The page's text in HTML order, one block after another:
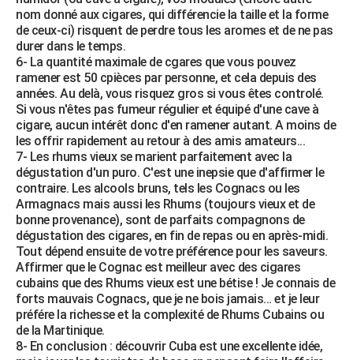
nom donné aux cigares, qui différencie la taille et la forme
de ceux-ci) risquent de perdre tous les aromes et de ne pas
durer dans le temps.
6- La quantité maximale de cgares que vous pouvez
ramener est 50 cpièces par personne, et cela depuis des
années. Au delà, vous risquez gros si vous êtes controlé.
Si vous n'êtes pas fumeur régulier et équipé d'une cave à
cigare, aucun intérêt donc d'en ramener autant. A moins de
les offrir rapidement au retour à des amis amateurs...
7- Les rhums vieux se marient parfaitement avec la
dégustation d'un puro. C'est une inepsie que d'affirmer le
contraire. Les alcools bruns, tels les Cognacs ou les
Armagnacs mais aussi les Rhums (toujours vieux et de
bonne provenance), sont de parfaits compagnons de
dégustation des cigares, en fin de repas ou en après-midi.
Tout dépend ensuite de votre préférence pour les saveurs.
Affirmer que le Cognac est meilleur avec des cigares
cubains que des Rhums vieux est une bétise ! Je connais de
forts mauvais Cognacs, que je ne bois jamais... et je leur
préfére la richesse et la complexité de Rhums Cubains ou
de la Martinique.
8- En conclusion : découvrir Cuba est une excellente idée,